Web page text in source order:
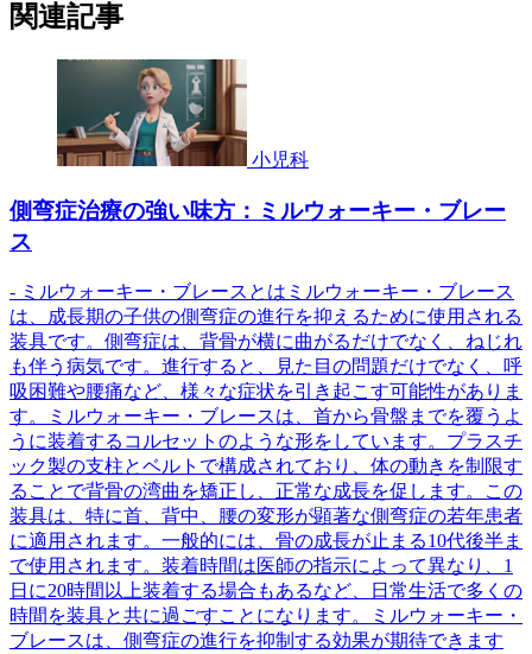
関連記事
小児科
側弯症治療の強い味方：ミルウォーキー・ブレー
ス
- ミルウォーキー・ブレースとはミルウォーキー・ブレース
は、成長期の子供の側弯症の進行を抑えるために使用される
装具です。側弯症は、背骨が横に曲がるだけでなく、ねじれ
も伴う病気です。進行すると、見た目の問題だけでなく、呼
吸困難や腰痛など、様々な症状を引き起こす可能性がありま
す。ミルウォーキー・ブレースは、首から骨盤までを覆うよ
うに装着するコルセットのような形をしています。プラスチ
ック製の支柱とベルトで構成されており、体の動きを制限す
ることで背骨の湾曲を矯正し、正常な成長を促します。この
装具は、特に首、背中、腰の変形が顕著な側弯症の若年患者
に適用されます。一般的には、骨の成長が止まる10代後半ま
で使用されます。装着時間は医師の指示によって異なり、1
日に20時間以上装着する場合もあるなど、日常生活で多くの
時間を装具と共に過ごすことになります。ミルウォーキー・
ブレースは、側弯症の進行を抑制する効果が期待できます